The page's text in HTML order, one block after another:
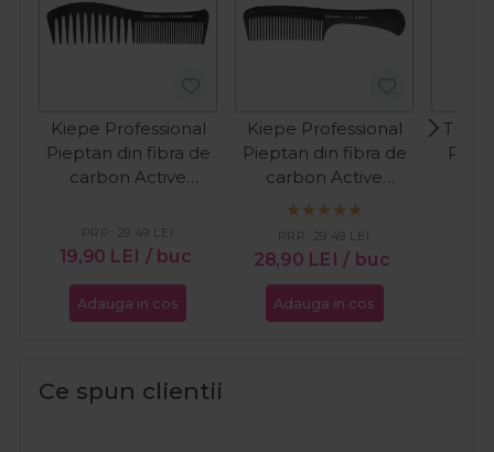
Kiepe Professional
Pieptan din fibra de
carbon Active
19,90 LEI / buc
PRP: 29,49 LEI
Adauga in cos
Kiepe Professional
Pieptan din fibra de
carbon Active
Carbon 511
28,90 LEI / buc
PRP: 29,49 LEI
Adauga in cos
The
Ce spun clientii